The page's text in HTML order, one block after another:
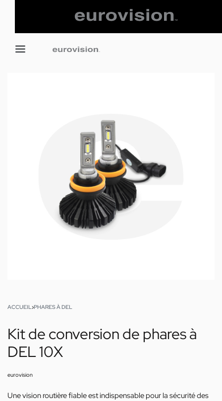
ACCUEIL›PHARES À DEL
Kit de conversion de phares à
DEL 10X
eurovision
Une vision routière fiable est indispensable pour la sécurité des